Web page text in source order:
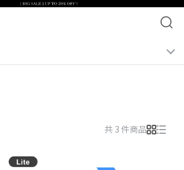
共 3 件商品